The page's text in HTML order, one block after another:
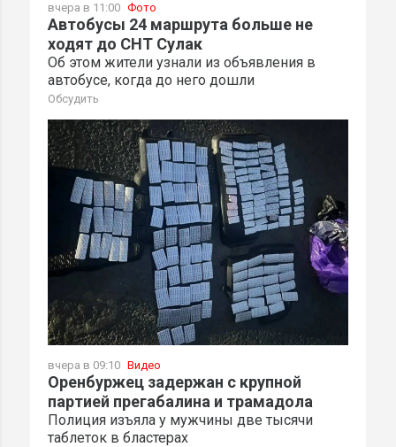
вчера в 11:00 Фото
Автобусы 24 маршрута больше не
ходят до СНТ Сулак
Об этом жители узнали из объявления в
автобусе, когда до него дошли
Обсудить
вчера в 09:10 Видео
Оренбуржец задержан с крупной
партией прегабалина и трамадола
Полиция изъяла у мужчины две тысячи
таблеток в бластерах